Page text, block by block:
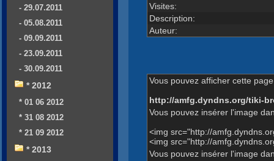
Visites:
Description:
Auteur:
Vous pouvez afficher cette
http://amfg.dyndns.org/tiki-
Vous pouvez insérer l'image
<img src="http://
<img src="http://
Vous pouvez insérer l'image
- 29.07.2011
- 05.08.2011
- 09.09.2011
- 23.09.2011
- 30.09.2011
* 2012
* 01 06 2012
* 31 08 2012
* 21 09 2012
* 2013